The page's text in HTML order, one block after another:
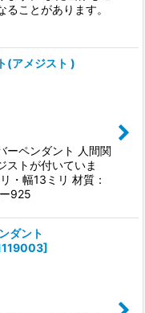
ことがあります。
(アメジスト )
ーペンダント 人間関
ストが付いていま
・幅13ミリ 材質：
925
ダント
]